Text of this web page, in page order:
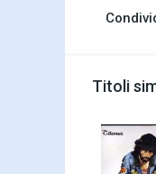
Titoli